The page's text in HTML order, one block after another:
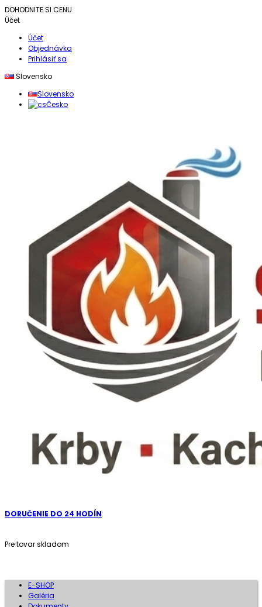
DOHODNITE SI CENU
Účet
Účet
Objednávka
Prihlásiť sa
Slovensko
Slovensko
Česko
DORUČENIE DO 24 HODÍN
Pre tovar skladom
E-SHOP
Galéria